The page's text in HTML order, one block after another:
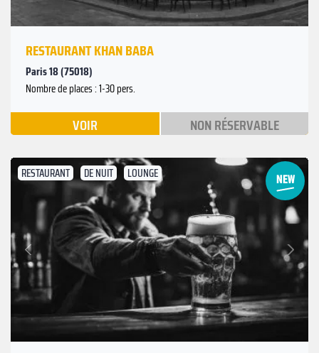
RESTAURANT KHAN BABA
Paris 18 (75018)
Nombre de places : 1-30 pers.
VOIR NON RÉSERVABLE
RESTAURANT DE NUIT LOUNGE
Précédent
Suivant